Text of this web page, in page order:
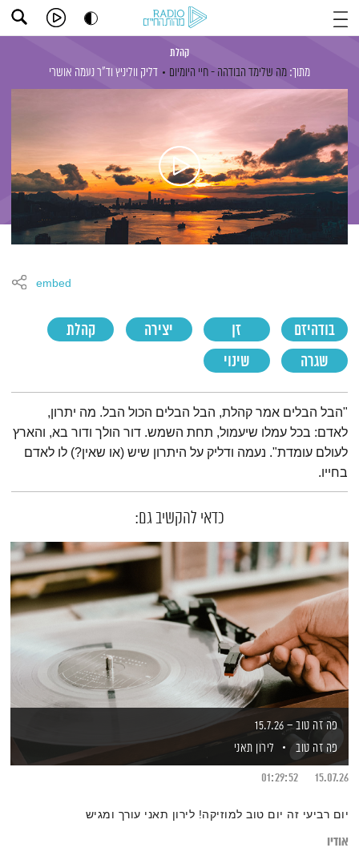
קהלת
מתוך: מה שלימד הבודהה - חיי היומיום דליק ווליניץ וד"ר נעמה אושרי
בודהיזם זן יצירה
קהלת
שגרה
שינוי
embed
תמצית הפודקאסט
"הבל הבלים אמר קהלת, הבל הבלים הכול הבל. מה יתרון,
לאדם: בכל עמלו שיעמול, תחת השמש. דור הולך ודור בא, והארץ
לעולם עומדת". נעמה ודליק על היתרון שיש (או שאין?) לו לאדם
בחייו.
כדאי להקשיב גם:
פה זה טוב – 15.7.26
פה זה טוב
לירון תאני
15.07.26
01:29:52
יום רביעי זה יום טוב למוזיקה! לירון תאני עורך ומגיש
אודיו